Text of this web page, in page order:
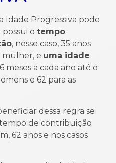
Idade Progressiva pode
o tempo
, nesse caso, 35 anos
mulher, e uma idade
meses a cada ano até o
e 62 para as
dessa regra se
de contribuição
62 anos e nos casos